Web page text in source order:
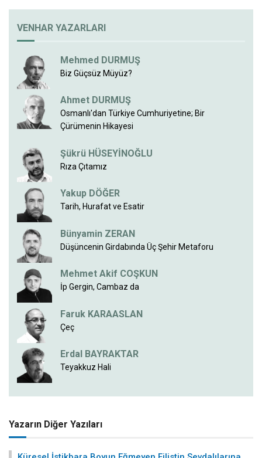
VENHAR YAZARLARI
Mehmed DURMUŞ
Biz Güçsüz Müyüz?
Ahmet DURMUŞ
Osmanlı'dan Türkiye Cumhuriyetine; Bir
Çürümenin Hikayesi
Şükrü HÜSEYİNOĞLU
Rıza Çıtamız
Yakup DÖĞER
Tarih, Hurafat ve Esatir
Bünyamin ZERAN
Düşüncenin Girdabında Üç Şehir Metaforu
Mehmet Akif COŞKUN
İp Gergin, Cambaz da
Faruk KARAASLAN
Çeç
Erdal BAYRAKTAR
Teyakkuz Hali
Yazarın Diğer Yazıları